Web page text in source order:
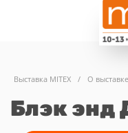
Выставка MITEX / О выставке
Блэк энд